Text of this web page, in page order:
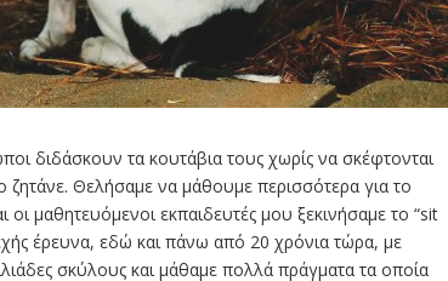
διδάσκουν τα κουτάβια τους χωρίς να σκέφτονται
ζητάνε. Θελήσαμε να μάθουμε περισσότερα για το
μαθητευόμενοι εκπαιδευτές μου ξεκινήσαμε το “sit
έρευνα, εδώ και πάνω από 20 χρόνια τώρα, με
σκύλους και μάθαμε πολλά πράγματα τα οποία